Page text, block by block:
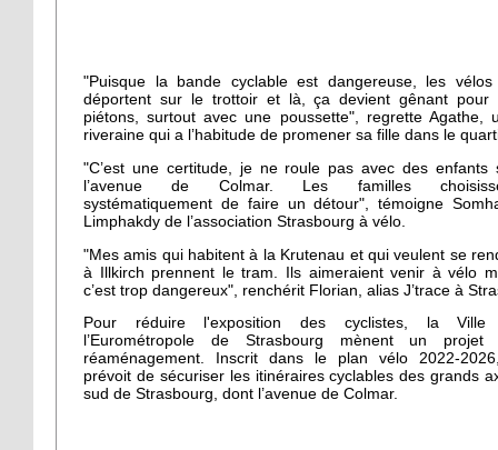
"Puisque la bande cyclable est dangereuse, les vélos
déportent sur le trottoir et là, ça devient gênant pour
piétons, surtout avec une poussette", regrette Agathe,
riveraine qui a l’habitude de promener sa fille dans le
"C’est une certitude, je ne roule pas avec des enfants
l’avenue de Colmar. Les familles
systématiquement de faire un détour", témoigne
Limphakdy de l’association Strasbourg à vélo.
"Mes amis qui habitent à la Krutenau et qui veulent se
à Illkirch prennent le tram. Ils aimeraient venir à vélo
c’est trop dangereux", renchérit Florian, alias J’trace à
Pour réduire l'exposition des cyclistes, la
l’Eurométropole de Strasbourg mènent un projet
réaménagement. Inscrit dans le plan vélo 2022-
prévoit de sécuriser les itinéraires cyclables des grands
sud de Strasbourg, dont l’avenue de Colmar.